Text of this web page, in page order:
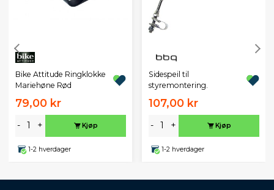
Bike Attitude Ringklokke
Mariehøne Rød
79,00 kr
- + Kjøp
1-2 hverdager
Sidespeil til
styremontering.
107,00 kr
- + Kjøp
1-2 hverdager